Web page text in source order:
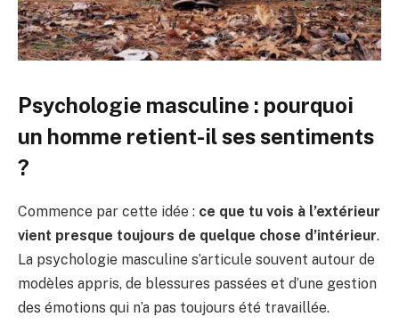
Psychologie masculine : pourquoi
un homme retient-il ses sentiments
?
Commence par cette idée : ce que tu vois à l’extérieur
vient presque toujours de quelque chose d’intérieur.
La psychologie masculine s’articule souvent autour de
modèles appris, de blessures passées et d’une gestion
des émotions qui n’a pas toujours été travaillée.